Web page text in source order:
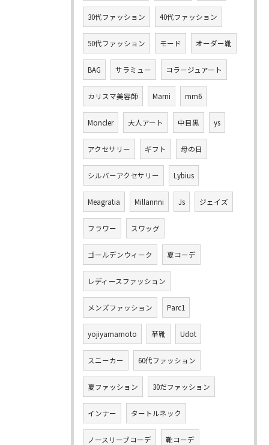
30代ファッション 40代ファッション
50代ファッション モード オーダー靴
BAG サラミュー コラージュアート
カリスマ美容師 Marni mm6
Moncler 大人アート 中目黒 ys
アクセサリー ギフト 母の日
シルバーアクセサリー Lybius
Meagratia Millannni Js ジェイズ
フラワー スワッグ
ゴールデンウィーク 夏コーデ
レディースファッション
メンズファッション Parc1
yojiyamamoto 革靴 Udot
スニーカー 60代ファッション
夏ファッション 30だファッション
インナー タートルネック
ノースリーブコーデ 靴コーデ